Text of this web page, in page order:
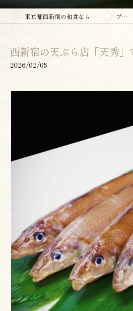
東京都西新宿の和食なら天ぷら 天秀 ブログ
西新宿の天ぷら店「天秀」
2026/02/05